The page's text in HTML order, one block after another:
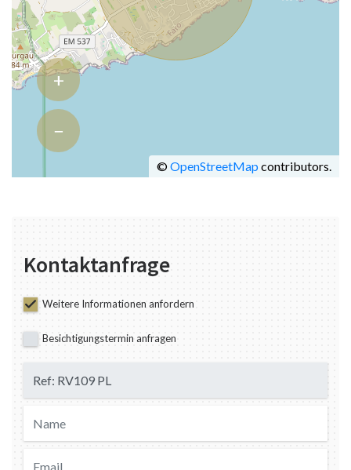
+
−
©OpenStreetMap contributors.
Kontaktanfrage
Weitere Informationen anfordern
Besichtigungstermin anfragen